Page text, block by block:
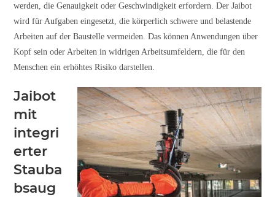
werden, die Genauigkeit oder Geschwindigkeit erfordern. Der Jaibot
wird für Aufgaben eingesetzt, die körperlich schwere und belastende
Arbeiten auf der Baustelle vermeiden. Das können Anwendungen über
Kopf sein oder Arbeiten in widrigen Arbeitsumfeldern, die für den
Menschen ein erhöhtes Risiko darstellen.
Jaibot
mit
integri
erter
Stauba
bsaug